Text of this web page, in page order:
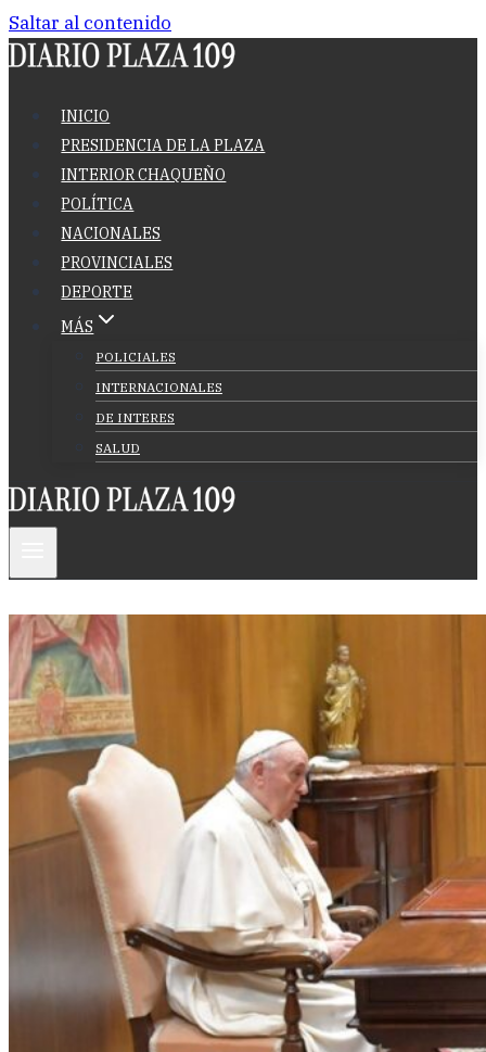
Saltar al contenido
INICIO
PRESIDENCIA DE LA PLAZA
INTERIOR CHAQUEÑO
POLÍTICA
NACIONALES
PROVINCIALES
DEPORTE
MÁS
POLICIALES
INTERNACIONALES
DE INTERES
SALUD